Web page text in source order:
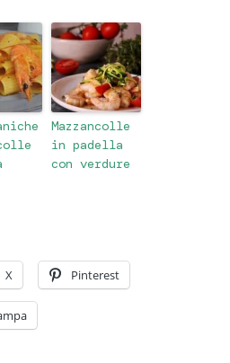
Mazzancolle
in padella
con verdure
X Pinterest